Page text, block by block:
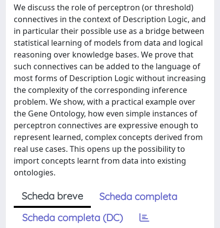
We discuss the role of perceptron (or threshold)
connectives in the context of Description Logic, and
in particular their possible use as a bridge between
statistical learning of models from data and logical
reasoning over knowledge bases. We prove that
such connectives can be added to the language of
most forms of Description Logic without increasing
the complexity of the corresponding inference
problem. We show, with a practical example over
the Gene Ontology, how even simple instances of
perceptron connectives are expressive enough to
represent learned, complex concepts derived from
real use cases. This opens up the possibility to
import concepts learnt from data into existing
ontologies.
Scheda breve
Scheda completa
Scheda completa (DC)